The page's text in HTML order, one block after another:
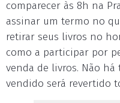
comparecer às 8h na
assinar um termo no
retirar seus livros no
como a participar por
venda de livros. Não há
vendido será revertido